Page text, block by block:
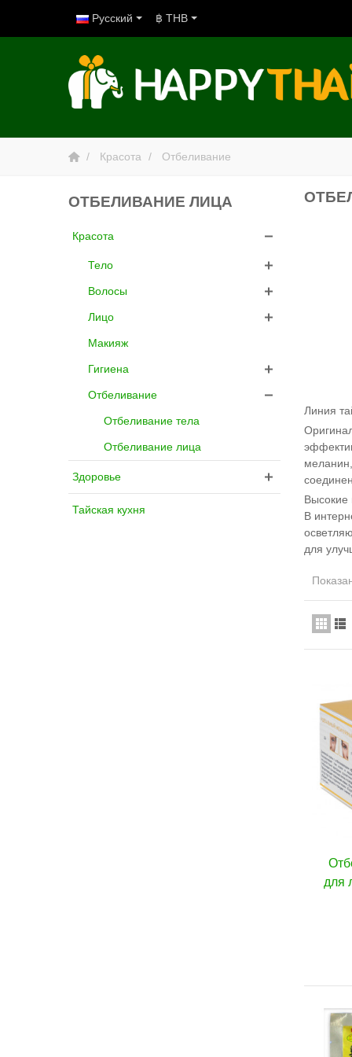
Русский ฿ THB
Красота Отбеливание
ОТБЕЛИВАНИЕ ЛИЦА
Красота
Тело
Волосы
Лицо
Макияж
Гигиена
Отбеливание
Отбеливание тела
Отбеливание лица
Здоровье
Тайская кухня
Линия
Высокие
В
для
для